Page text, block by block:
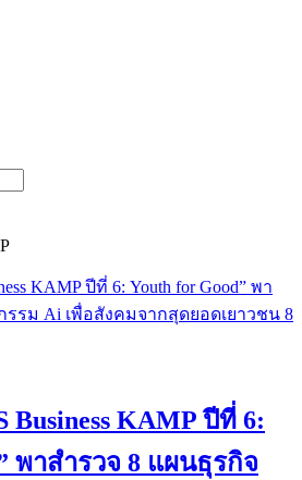
Business KAMP ปีที่ 6:
พาสำรวจ 8 แผนธุรกิจ